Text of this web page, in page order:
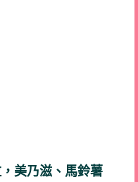
美乃滋、馬鈴薯